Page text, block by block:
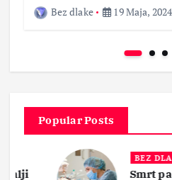
Bez dlake
19 Maja, 2024
Popular Posts
BEZ DLAKE
Smrt